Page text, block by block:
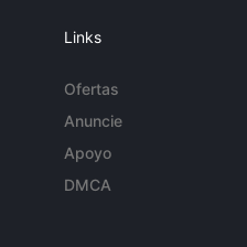
Links
Ofertas
Anuncie
Apoyo
DMCA